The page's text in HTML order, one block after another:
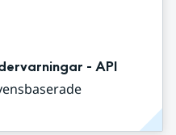
- API